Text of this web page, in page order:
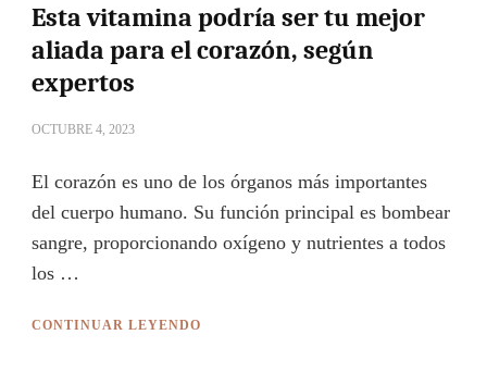
Esta vitamina podría ser tu mejor
aliada para el corazón, según
expertos
OCTUBRE 4, 2023
El corazón es uno de los órganos más importantes
del cuerpo humano. Su función principal es bombear
sangre, proporcionando oxígeno y nutrientes a todos
los …
CONTINUAR LEYENDO